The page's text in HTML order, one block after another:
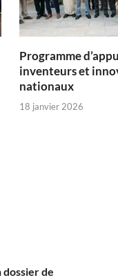
Programme
inventeurs et
nationaux
18 janvier 2026
dossier de